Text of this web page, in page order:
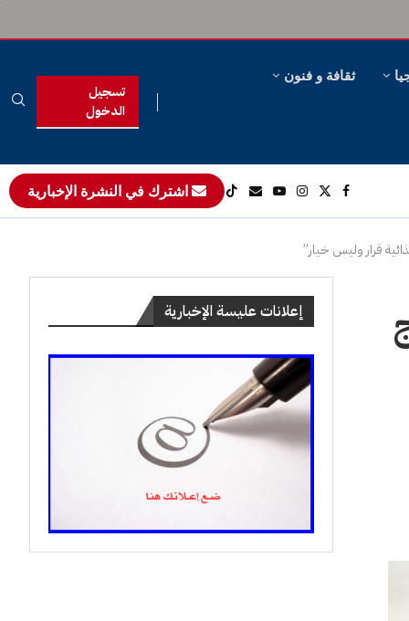
ثقافة و فنون
تسجيل
الدخول
اشترك في النشرة الإخبارية
قرار وليس خيار”
إعلانات عليسة الإخبارية